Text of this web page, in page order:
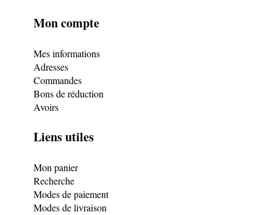
Mon compte
Mes informations
Adresses
Commandes
Bons de réduction
Avoirs
Liens utiles
Mon panier
Recherche
Modes de paiement
Modes de livraison